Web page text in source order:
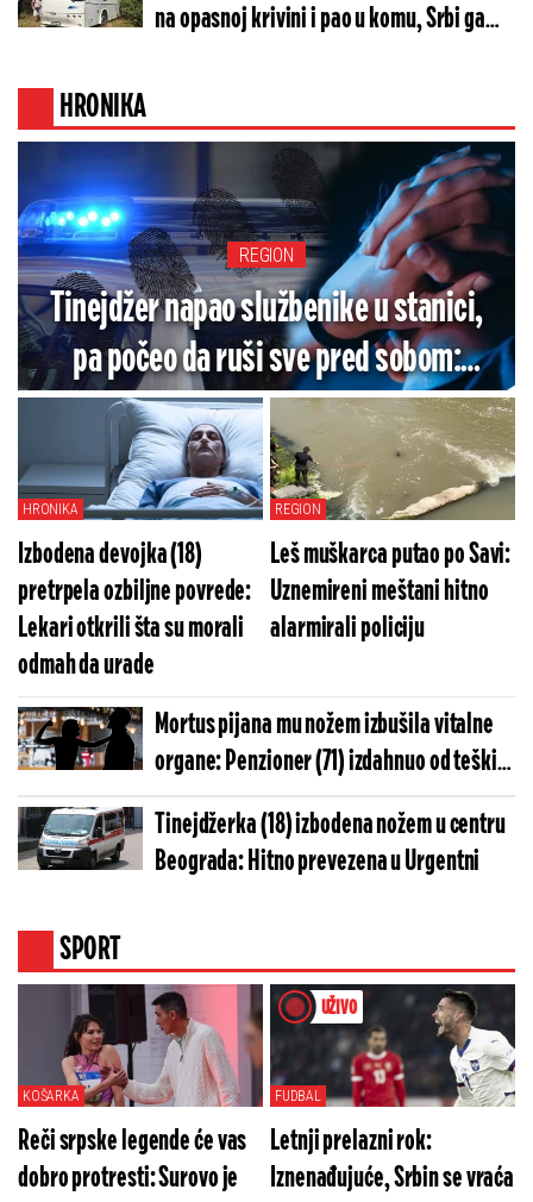
na opasnoj krivini i pao u komu, Srbi ga
HRONIKA
REGION
Tinejdžer napao službenike u stanici,
pa počeo da ruši sve pred sobom:
Jedan policajac povređen!
HRONIKA
Izbodena devojka (18)
pretrpela ozbiljne povrede:
Lekari otkrili šta su morali
odmah da urade
REGION
Leš muškarca putao po Savi:
Uznemireni meštani hitno
alarmirali policiju
Mortus pijana mu nožem izbušila vitalne
organe: Penzioner (71) izdahnuo od teških
povreda
Tinejdžerka (18) izbodena nožem u centru
Beograda: Hitno prevezena u Urgentni
SPORT
KOŠARKA
Reči srpske legende će vas
dobro protresti: Surovo je
UŽIVO
FUDBAL
Letnji prelazni rok:
Iznenađujuće, Srbin se vraća